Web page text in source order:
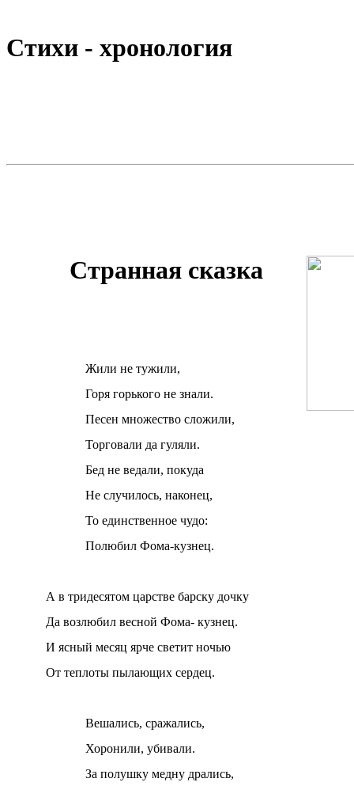
Стихи - хронология
Странная сказка
Жили не тужили,
Горя горького не знали.
Песен множество сложили,
Торговали да гуляли.
Бед не ведали, покуда
Не случилось, наконец,
То единственное чудо:
Полюбил Фома-кузнец.
А в тридесятом царстве барску дочку
Да возлюбил весной Фома- кузнец.
И ясный месяц ярче светит ночью
От теплоты пылающих сердец.
Вешались, сражались,
Хоронили, убивали.
За полушку медну дрались,